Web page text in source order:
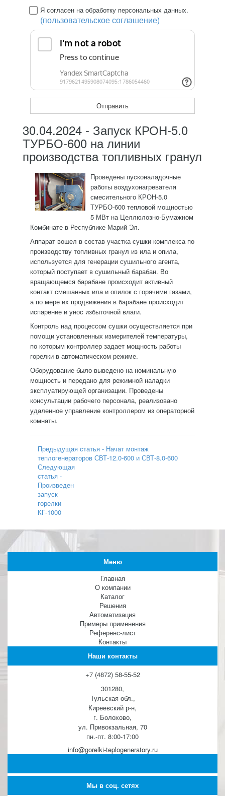
Я согласен на обработку персональных данных.
(пользовательское соглашение)
30.04.2024 - Запуск КРОН-5.0
ТУРБО-600 на линии
производства топливных гранул
Проведены пусконаладочные
работы воздухонагревателя
смесительного КРОН-5.0
ТУРБО-600 тепловой мощностью
5 МВт на Целлюлозно-Бумажном
Комбинате в Республике Марий Эл.
Аппарат вошел в состав участка сушки комплекса по
производству топливных гранул из ила и опила,
используется для генерации сушильного агента,
который поступает в сушильный барабан. Во
вращающемся барабане происходит активный
контакт смешанных ила и опилок с горячими газами,
а по мере их продвижения в барабане происходит
испарение и унос избыточной влаги.
Контроль над процессом сушки осуществляется при
помощи установленных измерителей температуры,
по которым контроллер задает мощность работы
горелки в автоматическом режиме.
Оборудование было выведено на номинальную
мощность и передано для режимной наладки
эксплуатирующей организации. Проведены
консультации рабочего персонала, реализовано
удаленное управление контроллером из операторной
комнаты.
Предыдущая статья - Начат монтаж
теплогенераторов СВТ-12.0-600 и СВТ-8.0-600
Следующая
статья -
Произведен
запуск
горелки
КГ-1000
Меню
Главная
О компании
Каталог
Решения
Автоматизация
Примеры применения
Референс-лист
Контакты
Наши контакты
+7 (4872) 58-55-52
301280,
Тульская обл.,
Киреевский р-н,
г. Болохово,
ул. Привокзальная, 70
пн.-пт. 8:00-17:00
info@gorelki-teplogeneratory.ru
Мы в соц. сетях